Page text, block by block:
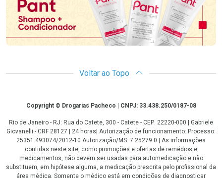
Voltar ao Topo
CopyrightCopyright © Drogarias Pacheco | CNPJ: 33.438.250/0187-08
Rio de Janeiro - RJ: Rua do Catete, 300 - Catete - CEP: 22220-000 | Gabriele
Giovanelli - CRF 28127 | 24 horas| Autorização de funcionamento: Processo:
25351.493074/2012-10 Autorização/MS: 7.25279.0 | As informações
contidas neste site, como promoções e ofertas de remédios e
medicamentos, não devem ser usadas para automedicação e não
substituem, em hipótese alguma, a medicação prescrita pelo profissional da
área médica. Somente o médico está em condições de diagnosticar